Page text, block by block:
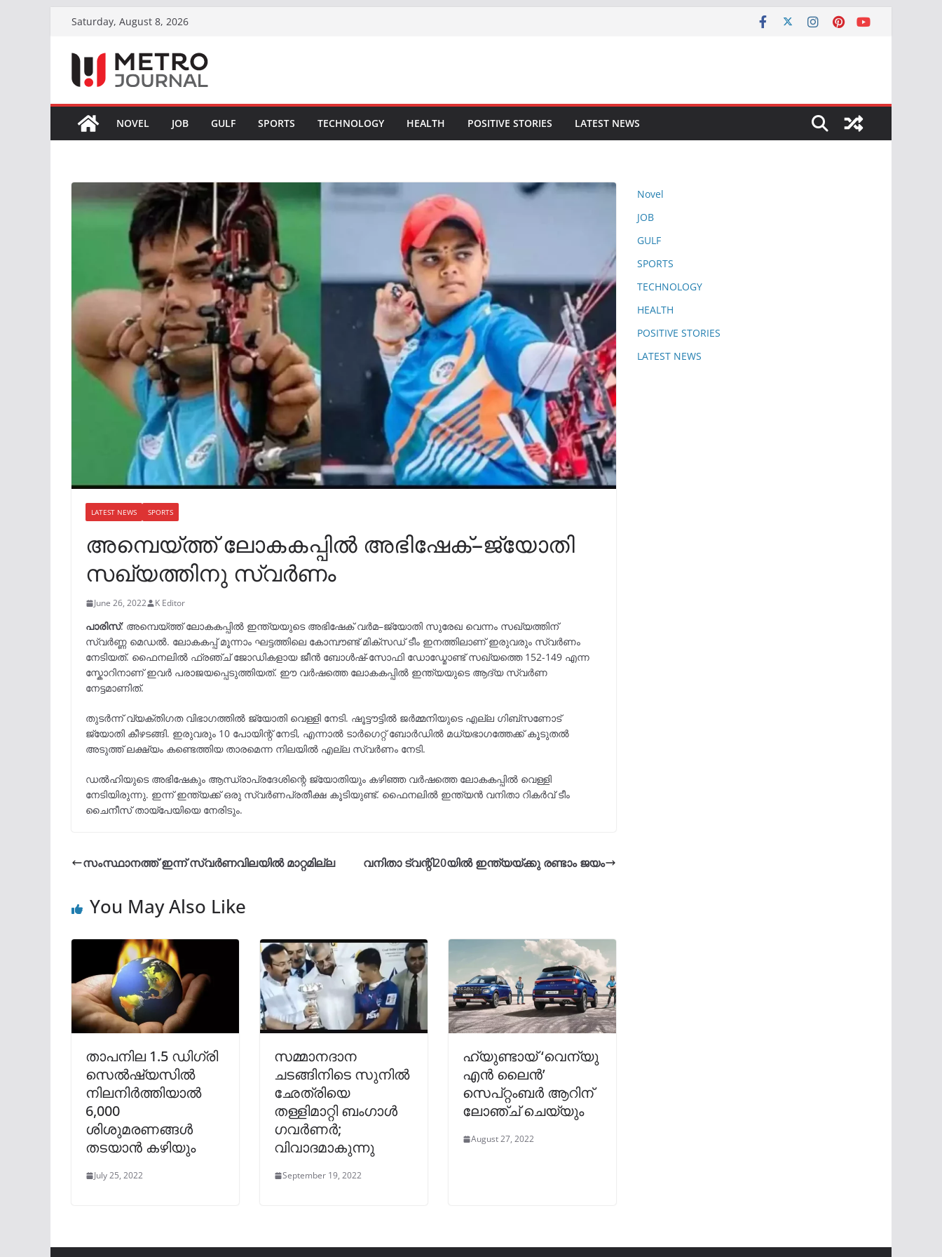
content
Saturday, August 8, 2026
NOVEL JOB GULF SPORTS TECHNOLOGY HEALTH POSITIVE STORIES LATEST NEWS
LATEST NEWS SPORTS
അമ്പെയ്ത്ത് ലോകകപ്പിൽ അഭിഷേക്–ജ്യോതി
സഖ്യത്തിനു സ്വർണം
June 26, 2022 K Editor
പാരിസ്: അമ്പെയ്ത്ത് ലോകകപ്പിൽ ഇന്ത്യയുടെ അഭിഷേക് വർമ–ജ്യോതി സുരേഖ വെന്നം സഖ്യത്തിന്
സ്വർണ്ണ മെഡൽ. ലോകകപ്പ് മൂന്നാം ഘട്ടത്തിലെ കോമ്പൗണ്ട് മിക്സഡ് ടീം ഇനത്തിലാണ് ഇരുവരും സ്വർണം
നേടിയത്. ഫൈനലിൽ ഫ്രഞ്ച് ജോഡികളായ ജീൻ ബോൾഷ്-സോഫി ഡോഡ്മോണ്ട് സഖ്യത്തെ 152-149 എന്ന
സ്കോറിനാണ് ഇവർ പരാജയപ്പെടുത്തിയത്. ഈ വർഷത്തെ ലോകകപ്പിൽ ഇന്ത്യയുടെ ആദ്യ സ്വർണ
നേട്ടമാണിത്.
തുടർന്ന് വ്യക്തിഗത വിഭാഗത്തിൽ ജ്യോതി വെള്ളി നേടി. ഷൂട്ടൗട്ടിൽ ജർമ്മനിയുടെ എല്ല ഗിബ്സണോട്
ജ്യോതി കീഴടങ്ങി. ഇരുവരും 10 പോയിന്റ് നേടി, എന്നാൽ ടാർഗെറ്റ് ബോർഡിൽ മധ്യഭാഗത്തേക്ക് കൂടുതൽ
അടുത്ത് ലക്ഷ്യം കണ്ടെത്തിയ താരമെന്ന നിലയിൽ എല്ല സ്വർണം നേടി.
ഡൽഹിയുടെ അഭിഷേകും ആന്ധ്രാപ്രദേശിന്റെ ജ്യോതിയും കഴിഞ്ഞ വർഷത്തെ ലോകകപ്പിൽ വെള്ളി
നേടിയിരുന്നു. ഇന്ന് ഇന്ത്യക്ക് ഒരു സ്വർണപ്രതീക്ഷ കൂടിയുണ്ട്. ഫൈനലിൽ ഇന്ത്യൻ വനിതാ റികർവ് ടീം
ചൈനീസ് തായ്പേയിയെ നേരിടും.
സംസ്ഥാനത്ത് ഇന്ന് സ്വർണവിലയിൽ മാറ്റമില്ല വനിതാ ട്വന്റി20യിൽ ഇന്ത്യയ്ക്കു രണ്ടാം ജയം
You May Also Like
താപനില 1.5 ഡിഗ്രി
സെൽഷ്യസിൽ
നിലനിർത്തിയാൽ
6,000
ശിശുമരണങ്ങൾ
തടയാൻ കഴിയും
July 25, 2022
സമ്മാനദാന
ചടങ്ങിനിടെ സുനില്‍
ഛേത്രിയെ
തള്ളിമാറ്റി ബംഗാള്‍
ഗവർണർ;
വിവാദമാകുന്നു
September 19, 2022
ഹ്യുണ്ടായ് ‘വെന്യു
എൻ ലൈൻ’
സെപ്റ്റംബർ ആറിന്
ലോഞ്ച് ചെയ്യും
August 27, 2022
Novel
JOB
GULF
SPORTS
TECHNOLOGY
HEALTH
POSITIVE STORIES
LATEST NEWS